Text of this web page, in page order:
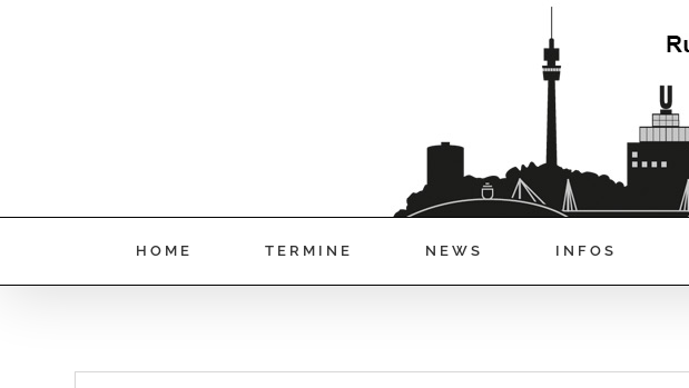
HOME TERMINE NEWS INFOS